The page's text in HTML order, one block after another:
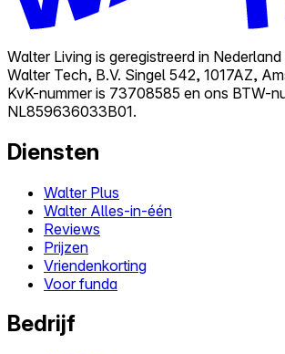
Walter Living is geregistreerd in
Walter Tech, B.V. Singel 542, 1017AZ,
KvK-nummer is 73708585 en ons BTW-
NL859636033B01.
Diensten
Walter Plus
Walter Alles-in-één
Reviews
Prijzen
Vriendenkorting
Voor funda
Bedrijf